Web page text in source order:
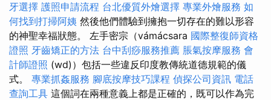
牙選擇 護照申請流程 台北優質外燴選擇 專業外燴服務 如
何找到打掃阿姨 然後他們體驗到擁抱一切存在的難以形容
的神聖幸福狀態。 左手密宗（vámácsara 國際整復師資格
證照 牙齒矯正的方法 台中刮痧服務推薦 脹氣按摩服務 會
計師證照 (wd)）包括一些違反印度教傳統道德規範的儀
式。 專業抓姦服務 腳底按摩技巧課程 偵探公司資訊 電話
查詢工具 這個詞在兩種意義上都是正確的，既可以作為完